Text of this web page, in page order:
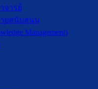
จารย์
ยสนับสนุน
Management)